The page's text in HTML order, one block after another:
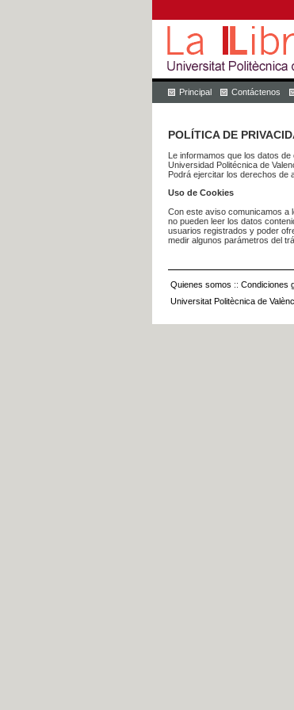
Principal Contáctenos
POLÍTICA DE
Le informamos que los datos
Universidad Politécnica de
Podrá ejercitar los derechos de
Uso de Cookies
Con este aviso comunicamos a
no pueden leer los datos
usuarios registrados y poder
medir algunos parámetros del
Quienes somos :: Condiciones
Universitat Politècnica de